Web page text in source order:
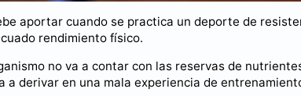
aportar cuando se practica un deporte de
rendimiento físico.
no va a contar con las reservas de
a derivar en una mala experiencia de